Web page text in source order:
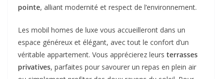
pointe, alliant modernité et respect de l’environnement.
Les mobil homes de luxe vous accueilleront dans un
espace généreux et élégant, avec tout le confort d’un
véritable appartement. Vous apprécierez leurs terrasses
privatives, parfaites pour savourer un repas en plein air